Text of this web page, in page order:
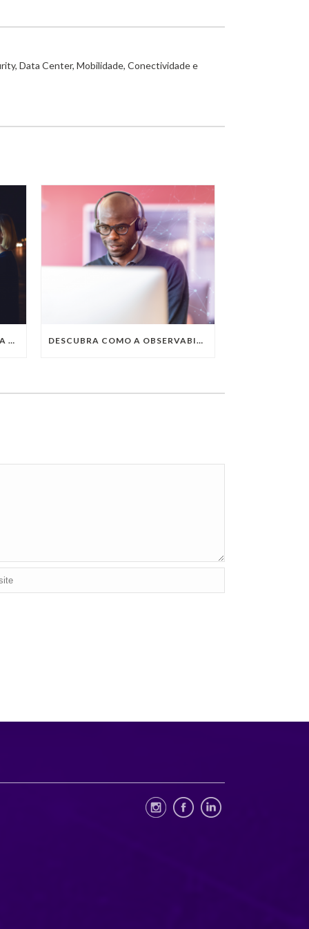
Data Center, Mobilidade, Conectividade e
QUAIS SÃO AS TENDÊNCIAS DA TECNOLOGIA DA INFORMAÇÃO PARA 2023? DESCUBRA COMO A OBSERVABILITY IMPULSIONA O SUCESSO DO SEU NEGÓCIO